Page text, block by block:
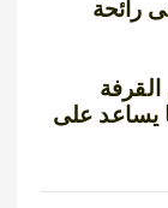
رائحة
يساعد على